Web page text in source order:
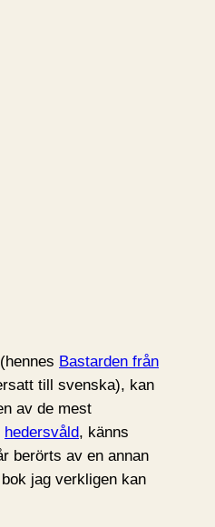
Bastarden från
till svenska), kan
av de mest
hedersvåld, känns
berörts av en annan
jag verkligen kan